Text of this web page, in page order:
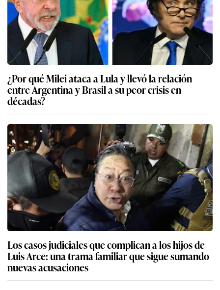
¿Por qué Milei ataca a Lula y llevó la relación
entre Argentina y Brasil a su peor crisis en
décadas?
Los casos judiciales que complican a los hijos de
Luis Arce: una trama familiar que sigue sumando
nuevas acusaciones